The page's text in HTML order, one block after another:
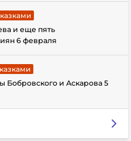
и еще пять
6 февраля
Бобровского и Аскарова 5